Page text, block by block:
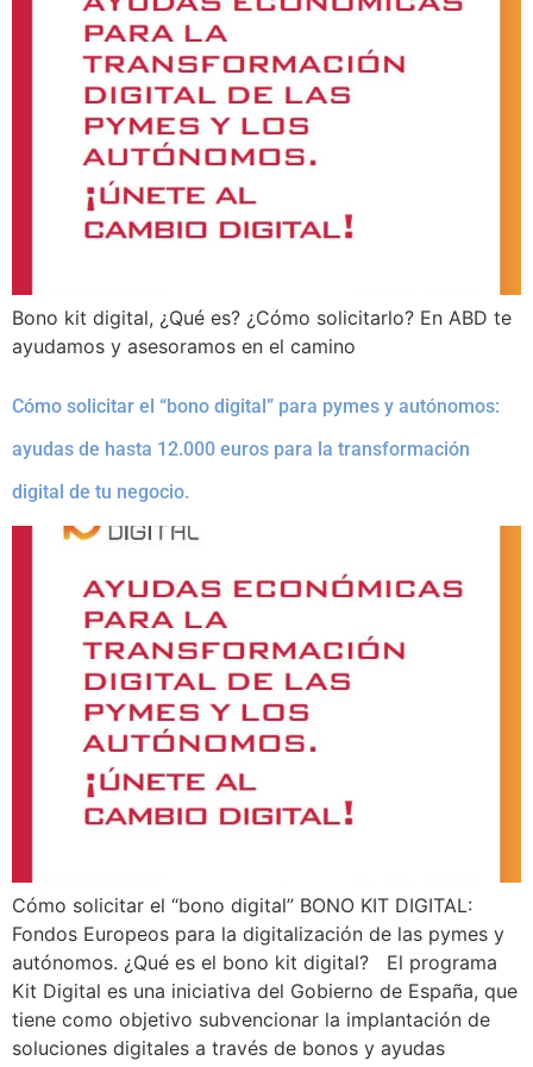
Bono kit digital, ¿Qué es? ¿Cómo solicitarlo? En ABD te
ayudamos y asesoramos en el camino
Cómo solicitar el “bono digital” para pymes y autónomos:
ayudas de hasta 12.000 euros para la transformación
digital de tu negocio.
Cómo solicitar el “bono digital” BONO KIT DIGITAL:
Fondos Europeos para la digitalización de las pymes y
autónomos. ¿Qué es el bono kit digital? El programa
Kit Digital es una iniciativa del Gobierno de España, que
tiene como objetivo subvencionar la implantación de
soluciones digitales a través de bonos y ayudas